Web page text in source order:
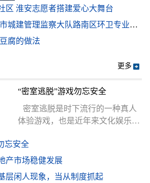
区 淮安志愿者搭建爱心大舞台
专业监察分队西北(关于苗颖竹荪鹅 唐山市城建管理监察大队路南区环卫专业监察分队西北简述)
腐的做法
更多
“密室逃脱”游戏勿忘安全
密室逃脱是时下流行的一种真人
体验游戏，也是近年来文化娱乐行
人。由于题材新颖、情节刺激，密
室逃脱游戏受
忘安全
产市场稳健发展
层闲人现象，当从制度抓起